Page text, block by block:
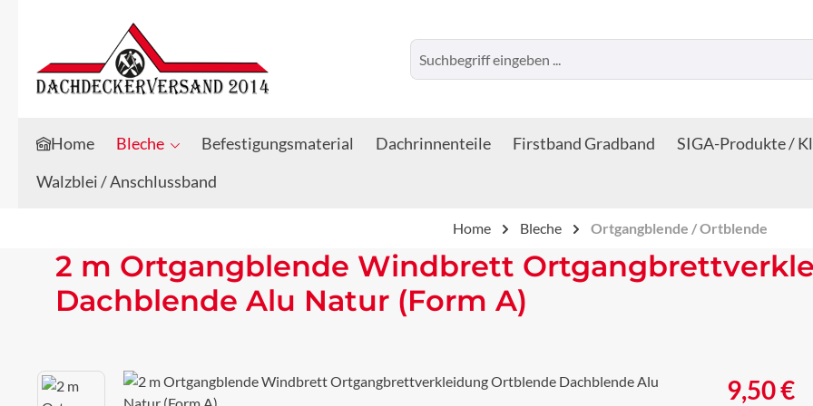
Zum Hauptinhalt springen
Zur Suche springen
Home Bleche Befestigungsmaterial Dachrinnenteile Firstband Gradband
SIGA-Produkte /
Walzblei / Anschlussband
Home Bleche Ortgangblende / Ortblende
2 m Ortgangblende Windbrett
Dachblende Alu Natur (Form A)
Bildergalerie überspringen Regulärer
9,50 €